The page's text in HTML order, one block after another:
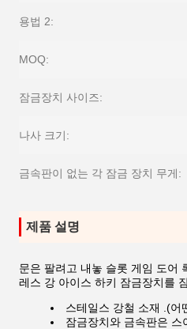
용법 2:
MOQ:
잠금장치 사이즈:
나사 크기:
금속판이 없는 각 잠금 장치 무게:
제품 설명
문은 팔려고 내놓 슬롯 게임 도어
레스 강 아이스 하키 잠금장치를
스테일스 강철 소재 .(어
잠금장치와 금속판은 스